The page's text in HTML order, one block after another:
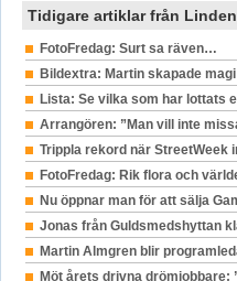
Tidigare artiklar från
FotoFredag: Surt sa räven…
Bildextra: Martin skapade
Lista: Se vilka som har lottats
Arrangören: ”Man vill inte
Trippla rekord när StreetWeek
FotoFredag: Rik flora och
Nu öppnar man för att sälja
Jonas från Guldsmedshyttan
Martin Almgren blir
Möt årets drivna drömjobbare: